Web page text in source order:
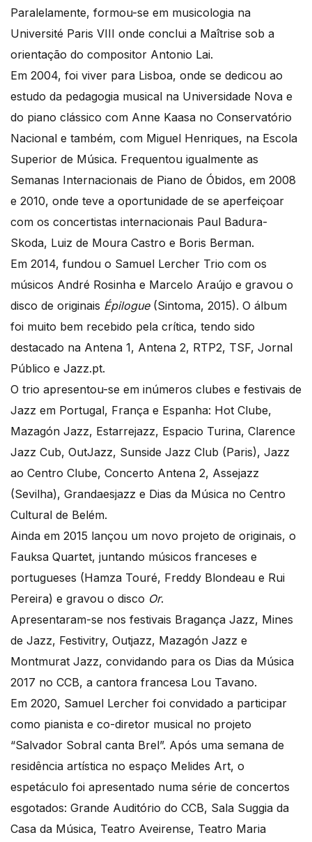
Paralelamente, formou-se em musicologia na
Université Paris VIII onde conclui a Maîtrise sob a
orientação do compositor Antonio Lai.
Em 2004, foi viver para Lisboa, onde se dedicou ao
estudo da pedagogia musical na Universidade Nova e
do piano clássico com Anne Kaasa no Conservatório
Nacional e também, com Miguel Henriques, na Escola
Superior de Música. Frequentou igualmente as
Semanas Internacionais de Piano de Óbidos, em 2008
e 2010, onde teve a oportunidade de se aperfeiçoar
com os concertistas internacionais Paul Badura-
Skoda, Luiz de Moura Castro e Boris Berman.
Em 2014, fundou o Samuel Lercher Trio com os
músicos André Rosinha e Marcelo Araújo e gravou o
disco de originais Épilogue(Sintoma, 2015). O álbum
foi muito bem recebido pela crítica, tendo sido
destacado na Antena 1, Antena 2, RTP2, TSF, Jornal
Público e Jazz.pt.
O trio apresentou-se em inúmeros clubes e festivais de
Jazz em Portugal, França e Espanha: Hot Clube,
Mazagón Jazz, Estarrejazz, Espacio Turina, Clarence
Jazz Cub, OutJazz, Sunside Jazz Club (Paris), Jazz
ao Centro Clube, Concerto Antena 2, Assejazz
(Sevilha), Grandaesjazz e Dias da Música no Centro
Cultural de Belém.
Ainda em 2015 lançou um novo projeto de originais, o
Fauksa Quartet, juntando músicos franceses e
portugueses (Hamza Touré, Freddy Blondeau e Rui
Pereira) e gravou o disco Or.
Apresentaram-se nos festivais Bragança Jazz, Mines
de Jazz, Festivitry, Outjazz, Mazagón Jazz e
Montmurat Jazz, convidando para os Dias da Música
2017 no CCB, a cantora francesa Lou Tavano.
Em 2020, Samuel Lercher foi convidado a participar
como pianista e co-diretor musical no projeto
“Salvador Sobral canta Brel”. Após uma semana de
residência artística no espaço Melides Art, o
espetáculo foi apresentado numa série de concertos
esgotados: Grande Auditório do CCB, Sala Suggia da
Casa da Música, Teatro Aveirense, Teatro Maria